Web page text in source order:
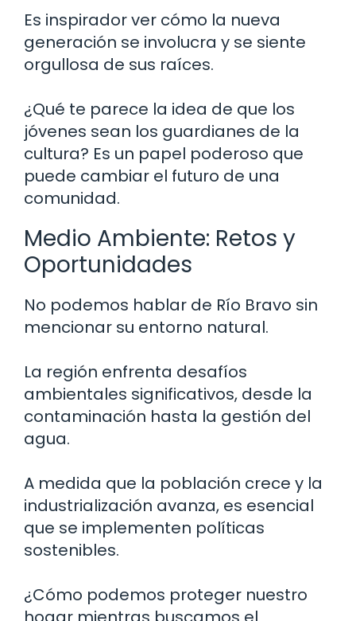
Es inspirador ver cómo la nueva
generación se involucra y se siente
orgullosa de sus raíces.
¿Qué te parece la idea de que los
jóvenes sean los guardianes de la
cultura? Es un papel poderoso que
puede cambiar el futuro de una
comunidad.
Medio Ambiente: Retos y
Oportunidades
No podemos hablar de Río Bravo sin
mencionar su entorno natural.
La región enfrenta desafíos
ambientales significativos, desde la
contaminación hasta la gestión del
agua.
A medida que la población crece y la
industrialización avanza, es esencial
que se implementen políticas
sostenibles.
¿Cómo podemos proteger nuestro